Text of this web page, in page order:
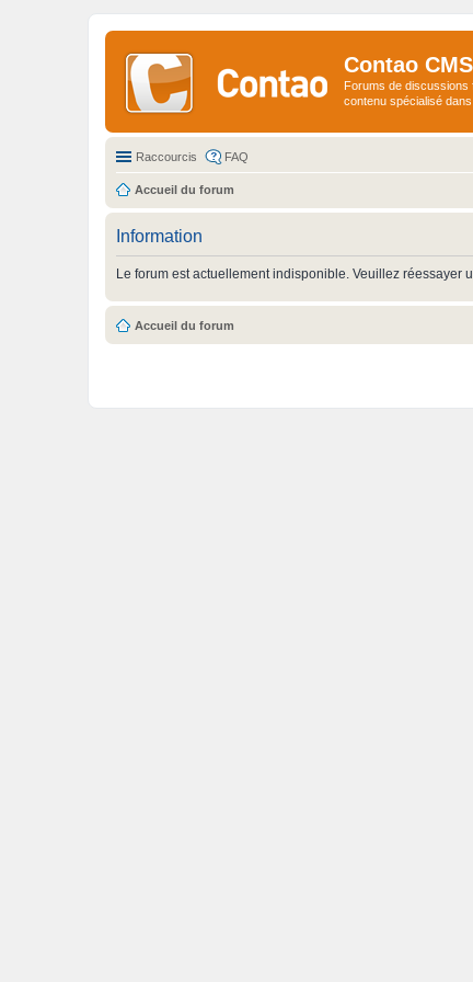
Contao
Forums de discussions
contenu spécialisé
Raccourcis FAQ
Accueil du forum
Information
Le forum est actuellement indisponible. Veuillez réessayer
Accueil du forum